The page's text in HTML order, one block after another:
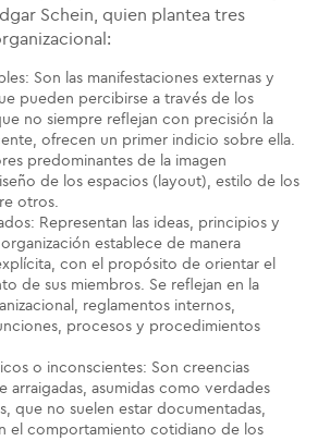
Schein, quien plantea tres
Son las manifestaciones externas y
pueden percibirse a través de los
no siempre reflejan con precisión la
ofrecen un primer indicio sobre ella.
predominantes de la imagen
de los espacios (layout), estilo de los
otros.
Representan las ideas, principios y
establece de manera
con el propósito de orientar el
de sus miembros. Se reflejan en la
reglamentos internos,
procesos y procedimientos
o inconscientes: Son creencias
arraigadas, asumidas como verdades
que no suelen estar documentadas,
el comportamiento cotidiano de los